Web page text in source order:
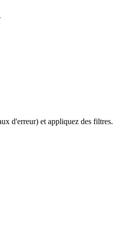
d'erreur) et appliquez des filtres.